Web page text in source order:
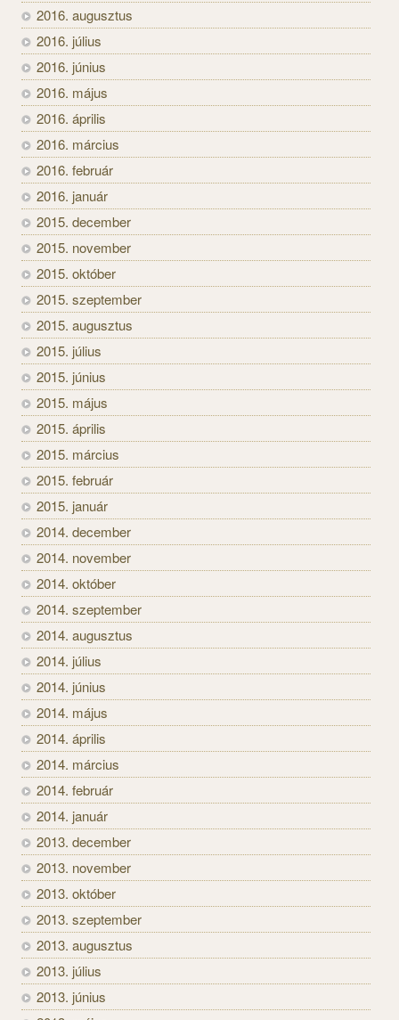
2016. augusztus
2016. július
2016. június
2016. május
2016. április
2016. március
2016. február
2016. január
2015. december
2015. november
2015. október
2015. szeptember
2015. augusztus
2015. július
2015. június
2015. május
2015. április
2015. március
2015. február
2015. január
2014. december
2014. november
2014. október
2014. szeptember
2014. augusztus
2014. július
2014. június
2014. május
2014. április
2014. március
2014. február
2014. január
2013. december
2013. november
2013. október
2013. szeptember
2013. augusztus
2013. július
2013. június